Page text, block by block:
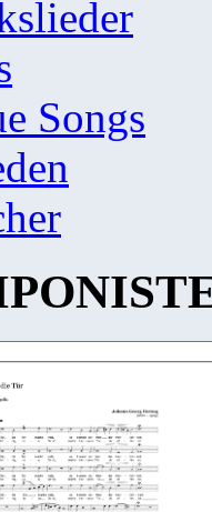
Songs